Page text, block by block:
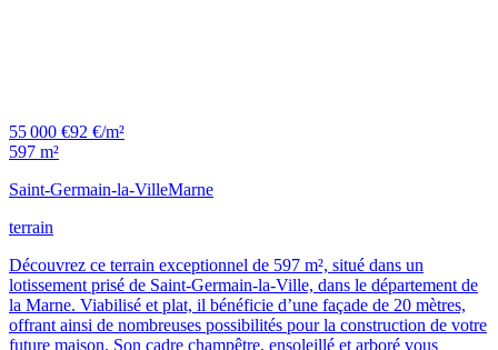
55 000 €92 €/m²
597 m²
Saint-Germain-la-VilleMarne
terrain
Découvrez ce terrain exceptionnel de 597 m², situé dans un
lotissement prisé de Saint-Germain-la-Ville, dans le département de
la Marne. Viabilisé et plat, il bénéficie d’une façade de 20 mètres,
offrant ainsi de nombreuses possibilités pour la construction de votre
future maison. Son cadre champêtre, ensoleillé et arboré vous